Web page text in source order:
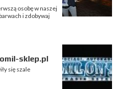
osobę w naszej
i zdobywaj
sklep.pl
się szale